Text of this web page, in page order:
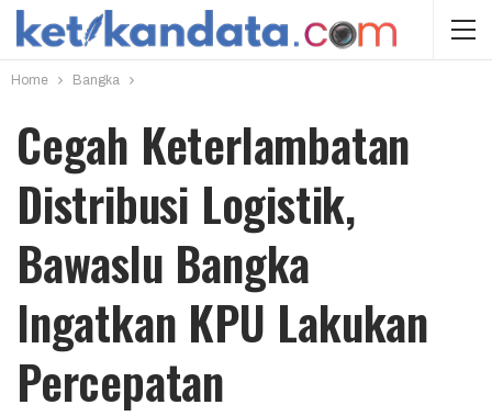
Home Bangka
Cegah Keterlambatan
Distribusi Logistik,
Bawaslu Bangka
Ingatkan KPU Lakukan
Percepatan